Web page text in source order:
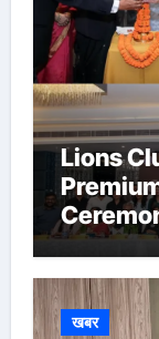
Lions
Ringasia
खबर